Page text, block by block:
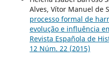
Alves, Vítor Manuel de
processo formal de
evolução e influência
Revista Española de
12 Núm. 22 (2015)